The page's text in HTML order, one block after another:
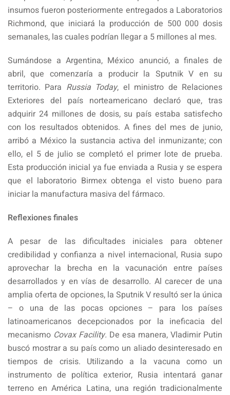
insumos fueron posteriormente entregados a Laboratorios
Richmond, que iniciará la producción de 500 000 dosis
semanales, las cuales podrían llegar a 5 millones al mes.
Sumándose a Argentina, México anunció, a finales de
abril, que comenzaría a producir la Sputnik V en su
territorio. Para Russia Today, el ministro de Relaciones
Exteriores del país norteamericano declaró que, tras
adquirir 24 millones de dosis, su país estaba satisfecho
con los resultados obtenidos. A fines del mes de junio,
arribó a México la sustancia activa del inmunizante; con
ello, el 5 de julio se completó el primer lote de prueba.
Esta producción inicial ya fue enviada a Rusia y se espera
que el laboratorio Birmex obtenga el visto bueno para
iniciar la manufactura masiva del fármaco.
Reflexiones finales
A pesar de las dificultades iniciales para obtener
credibilidad y confianza a nivel internacional, Rusia supo
aprovechar la brecha en la vacunación entre países
desarrollados y en vías de desarrollo. Al carecer de una
amplia oferta de opciones, la Sputnik V resultó ser la única
– o una de las pocas opciones – para los países
latinoamericanos decepcionados por la ineficacia del
mecanismo Covax Facility. De esa manera, Vladimir Putin
buscó mostrar a su país como un aliado desinteresado en
tiempos de crisis. Utilizando a la vacuna como un
instrumento de política exterior, Rusia intentará ganar
terreno en América Latina, una región tradicionalmente